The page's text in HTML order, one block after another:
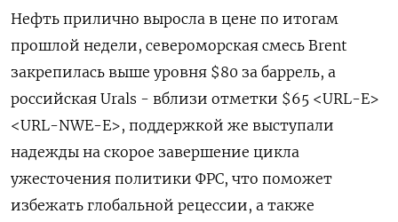
Нефть прилично выросла в цене по итогам
прошлой недели, североморская смесь Brent
закрепилась выше уровня $80 за баррель, а
российская Urals - вблизи отметки $65 <URL-E>
<URL-NWE-E>, поддержкой же выступали
надежды на скорое завершение цикла
ужесточения политики ФРС, что поможет
избежать глобальной рецессии, а также